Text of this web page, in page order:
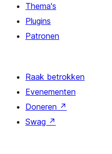
Thema's
Plugins
Patronen
Raak betrokken
Evenementen
Doneren ↗
Swag ↗